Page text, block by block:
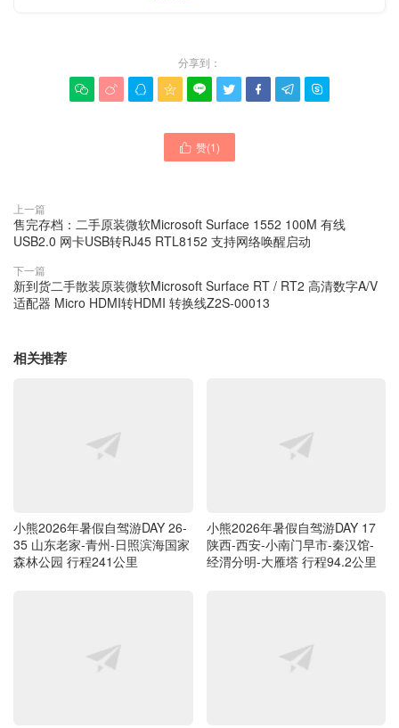
分享到：
        
 赞(1)
上一篇
售完存档：二手原装微软Microsoft Surface 1552 100M 有线
USB2.0 网卡USB转RJ45 RTL8152 支持网络唤醒启动
下一篇
新到货二手散装原装微软Microsoft Surface RT / RT2 高清数字A/V
适配器 Micro HDMI转HDMI 转换线Z2S-00013
相关推荐
小熊2026年暑假自驾游DAY 26-
35 山东老家-青州-日照滨海国家
森林公园 行程241公里
小熊2026年暑假自驾游DAY 17
陕西-西安-小南门早市-秦汉馆-
经渭分明-大雁塔 行程94.2公里